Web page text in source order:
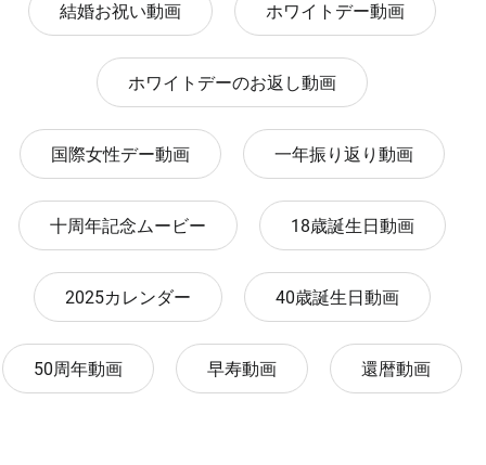
結婚お祝い動画 ホワイトデー動画
ホワイトデーのお返し動画
国際女性デー動画 一年振り返り動画
十周年記念ムービー 18歳誕生日動画
2025カレンダー 40歳誕生日動画
50周年動画 早寿動画 還暦動画